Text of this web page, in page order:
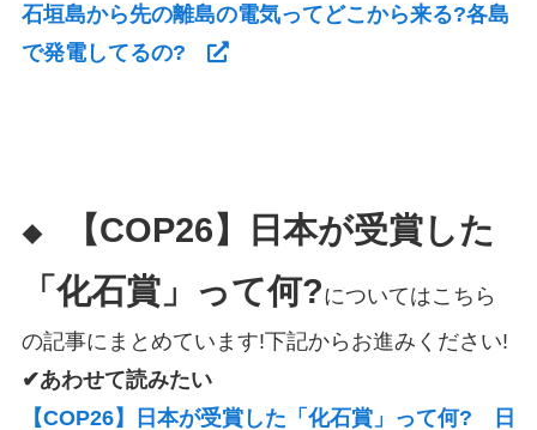
石垣島から先の離島の電気ってどこから来る?各島
で発電してるの?
◆
【COP26】日本が受賞した
「化石賞」って何?についてはこちら
の記事にまとめています!下記からお進みください!
✔あわせて読みたい
【COP26】日本が受賞した「化石賞」って何? 日